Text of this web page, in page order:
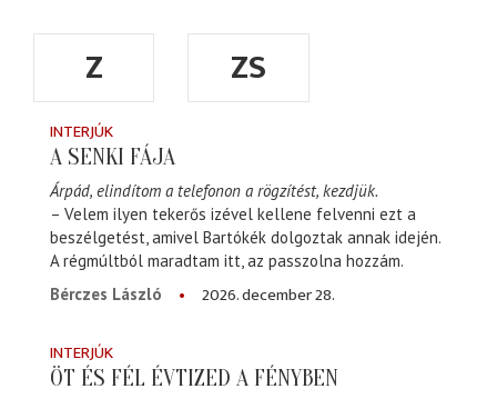
Z
ZS
INTERJÚK
A SENKI FÁJA
Árpád, elindítom a telefonon a rögzítést, kezdjük.
– Velem ilyen tekerős izével kellene felvenni ezt a
beszélgetést, amivel Bartókék dolgoztak annak idején.
A régmúltból maradtam itt, az passzolna hozzám.
Bérczes László
2026. december 28.
INTERJÚK
ÖT ÉS FÉL ÉVTIZED A FÉNYBEN